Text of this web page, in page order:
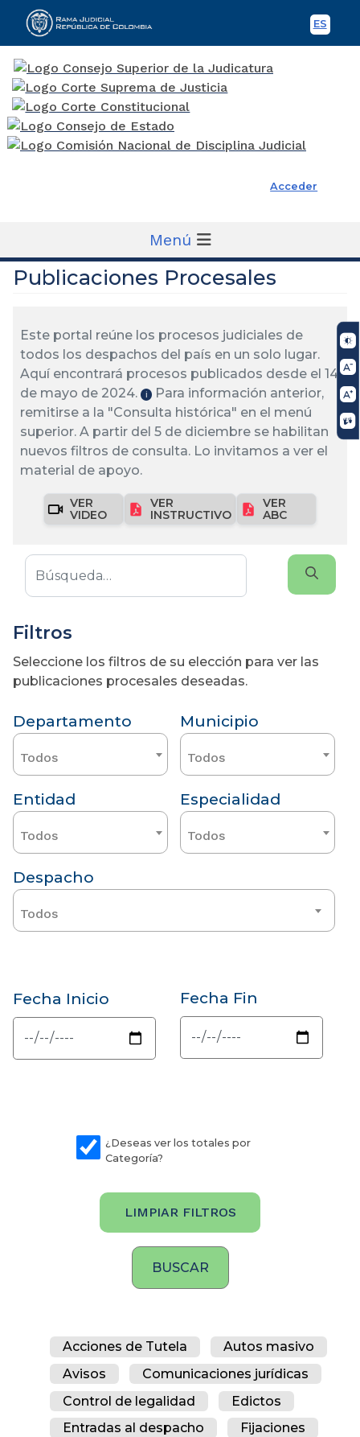
ES
Rama Judicial
Acceder
Menú
Publicaciones Procesales
Este portal reúne los procesos judiciales de
todos los despachos del país en un solo lugar.
Aquí encontrará procesos publicados desde el 14
de mayo de 2024.
ℹ️
Para información anterior,
remitirse a la "Consulta histórica" en el menú
superior. A partir del 5 de diciembre se habilitan
nuevos filtros de consulta. Lo invitamos a ver el
material de apoyo.
VER
VIDEO
VER
INSTRUCTIVO
VER
ABC
Filtros
Seleccione los filtros de su elección para ver las
publicaciones procesales deseadas.
Departamento
Todos
Municipio
Todos
Entidad
Todos
Especialidad
Todos
Despacho
Todos
Fecha Inicio Fecha Fin
¿Deseas ver los totales por
Categoría?
LIMPIAR FILTROS
Acciones de Tutela
Autos masivo
Avisos
Comunicaciones jurídicas
Control de legalidad
Edictos
Entradas al despacho
Fijaciones